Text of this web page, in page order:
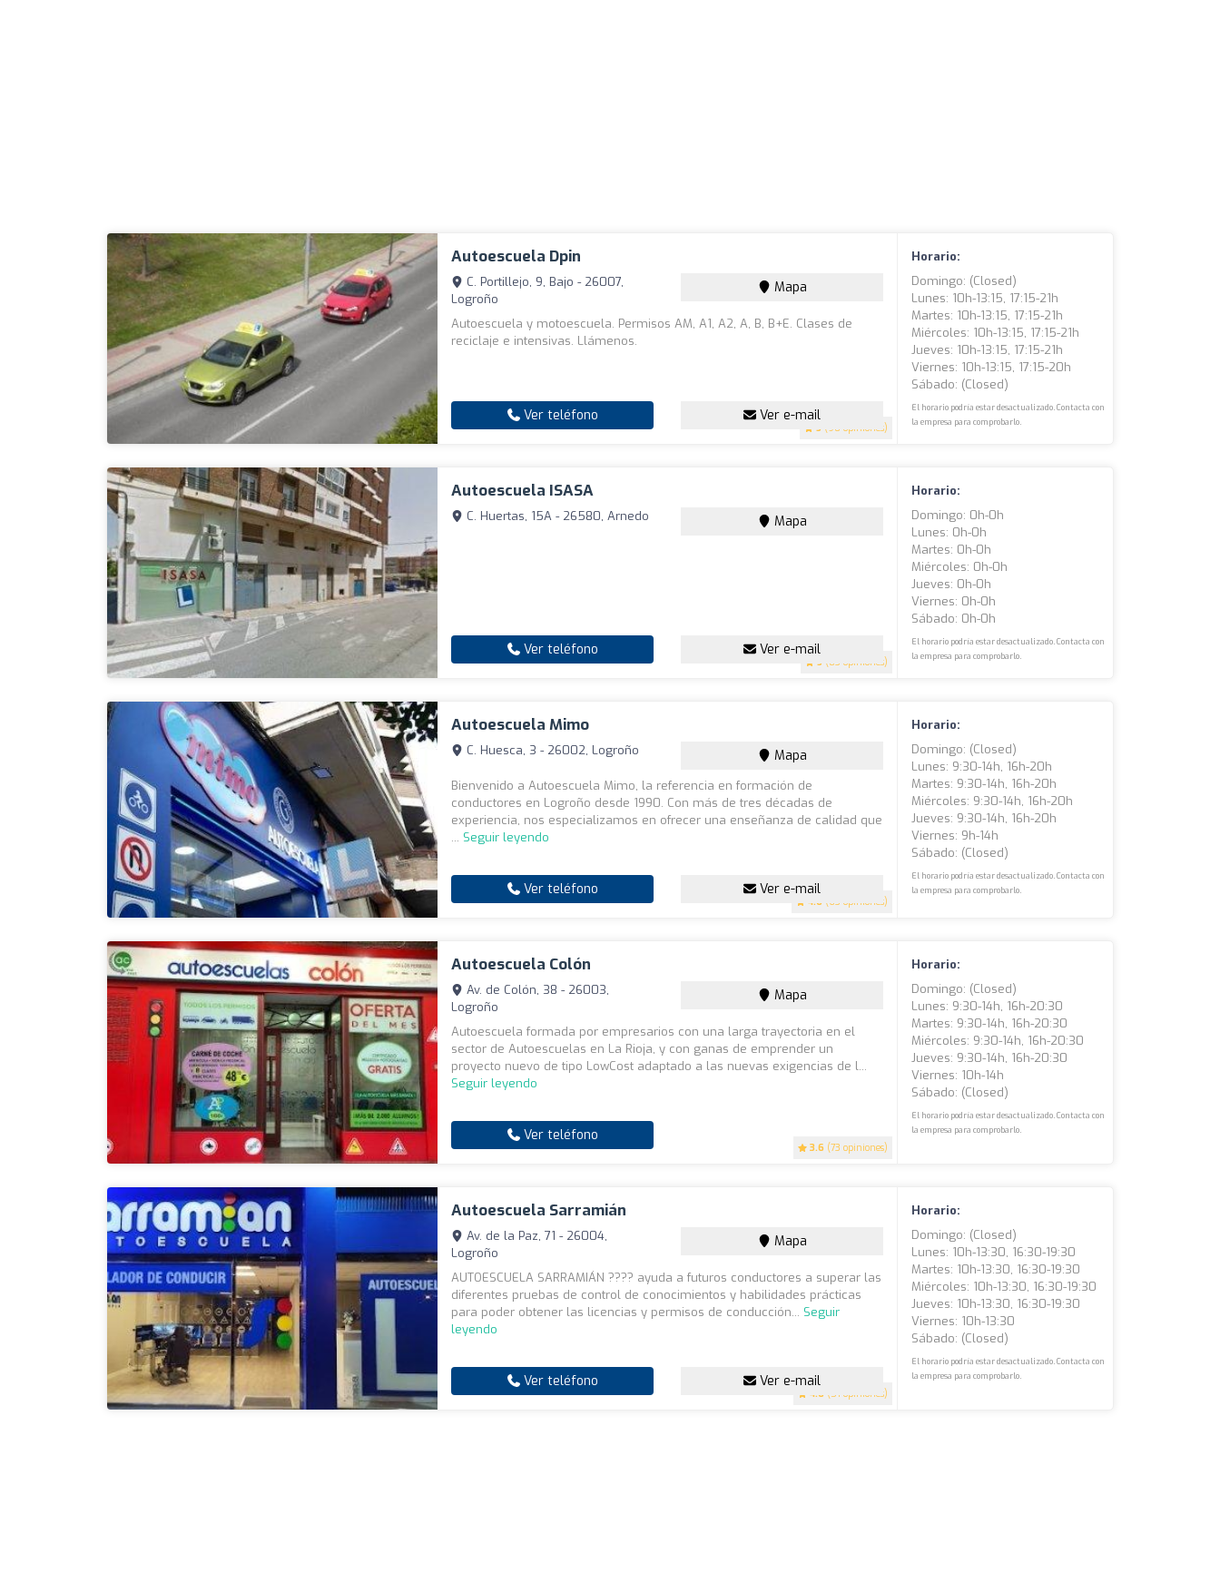
Autoescuela Dpin
5 (90 opiniones)
C. Portillejo, 9, Bajo - 26007,
Logroño
Mapa
Autoescuela y motoescuela. Permisos AM, A1, A2, A, B, B+E. Clases de
reciclaje e intensivas. Llámenos.
Ver teléfono Ver e-mail
Horario:
Domingo: (closed)
Lunes: 10h-13:15, 17:15-21h
Martes: 10h-13:15, 17:15-21h
Miércoles: 10h-13:15, 17:15-21h
Jueves: 10h-13:15, 17:15-21h
Viernes: 10h-13:15, 17:15-20h
Sábado: (closed)
El horario podría estar desactualizado. Contacta con
la empresa para comprobarlo.
Autoescuela ISASA
5 (83 opiniones)
C. Huertas, 15A - 26580, Arnedo Mapa
Ver teléfono Ver e-mail
Horario:
Domingo: 0h-0h
Lunes: 0h-0h
Martes: 0h-0h
Miércoles: 0h-0h
Jueves: 0h-0h
Viernes: 0h-0h
Sábado: 0h-0h
El horario podría estar desactualizado. Contacta con
la empresa para comprobarlo.
Autoescuela Mimo
4.6 (63 opiniones)
C. Huesca, 3 - 26002, Logroño Mapa
Bienvenido a Autoescuela Mimo, la referencia en formación de
conductores en Logroño desde 1990. Con más de tres décadas de
experiencia, nos especializamos en ofrecer una enseñanza de calidad que
... Seguir leyendo
Ver teléfono Ver e-mail
Horario:
Domingo: (closed)
Lunes: 9:30-14h, 16h-20h
Martes: 9:30-14h, 16h-20h
Miércoles: 9:30-14h, 16h-20h
Jueves: 9:30-14h, 16h-20h
Viernes: 9h-14h
Sábado: (closed)
El horario podría estar desactualizado. Contacta con
la empresa para comprobarlo.
Autoescuela Colón
3.6 (73 opiniones)
Av. de Colón, 38 - 26003,
Logroño
Mapa
Autoescuela formada por empresarios con una larga trayectoria en el
sector de Autoescuelas en La Rioja, y con ganas de emprender un
proyecto nuevo de tipo LowCost adaptado a las nuevas exigencias de l...
Seguir leyendo
Ver teléfono
Horario:
Domingo: (closed)
Lunes: 9:30-14h, 16h-20:30
Martes: 9:30-14h, 16h-20:30
Miércoles: 9:30-14h, 16h-20:30
Jueves: 9:30-14h, 16h-20:30
Viernes: 10h-14h
Sábado: (closed)
El horario podría estar desactualizado. Contacta con
la empresa para comprobarlo.
Autoescuela Sarramián
4.6 (51 opiniones)
Av. de la Paz, 71 - 26004,
Logroño
Mapa
AUTOESCUELA SARRAMIÁN ???? ayuda a futuros conductores a superar las
diferentes pruebas de control de conocimientos y habilidades prácticas
para poder obtener las licencias y permisos de conducción... Seguir
leyendo
Ver teléfono Ver e-mail
Horario:
Domingo: (closed)
Lunes: 10h-13:30, 16:30-19:30
Martes: 10h-13:30, 16:30-19:30
Miércoles: 10h-13:30, 16:30-19:30
Jueves: 10h-13:30, 16:30-19:30
Viernes: 10h-13:30
Sábado: (closed)
El horario podría estar desactualizado. Contacta con
la empresa para comprobarlo.